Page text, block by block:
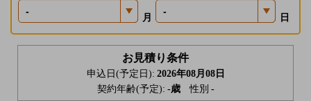
月 日
お見積り条件
申込日(予定日): 2026年08月08日
契約年齢(予定): -歳 性別 -